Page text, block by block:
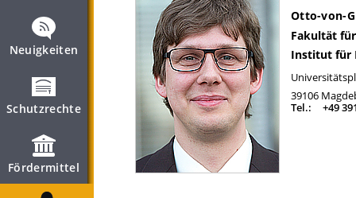
Neuigkeiten
Schutzrechte
Fördermittel
Otto-von-
Fakultät
Institut für
39106
Tel.:
+49